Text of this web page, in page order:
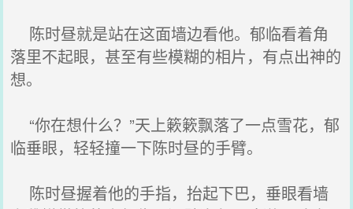
陈时昼就是站在这面墙边看他。郁临看着角
落里不起眼，甚至有些模糊的相片，有点出神的
想。
“你在想什么？”天上簌簌飘落了一点雪花，郁
临垂眼，轻轻撞一下陈时昼的手臂。
陈时昼握着他的手指，抬起下巴，垂眼看墙